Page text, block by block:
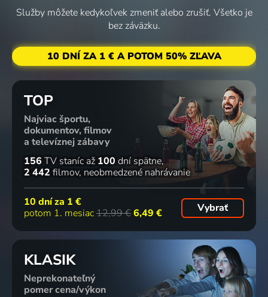
Služby môžete kedykoľvek zmeniť alebo zrušiť. Všetko je
bez záväzku.
10 DNÍ ZA 1 € A POTOM 50% ZĽAVA
TOP
Najviac športu,
dokumentov, filmov
a televíznej zábavy
156 TV staníc až 100 dní spätne
2 442 filmov neobmedzené nahrávanie
10 dní za 1 €
potom 1. mesiac12,99 €6,49 € Vybrať
KLASIK
Neprekonateľný
pomer cena/výkon